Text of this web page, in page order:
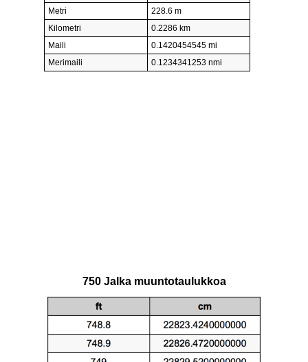
Metri
228.6 m
Kilometri
0.2286 km
Maili
0.1420454545 mi
Merimaili
0.1234341253 nmi
750 Jalka muuntotaulukkoa